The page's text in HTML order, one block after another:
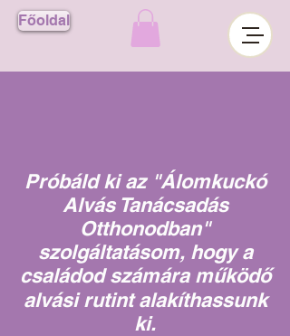
Főoldal
Próbáld ki az "Álomkuckó
Alvás Tanácsadás
Otthonodban"
szolgáltatásom, hogy a
családod számára működő
alvási rutint alakíthassunk
ki.